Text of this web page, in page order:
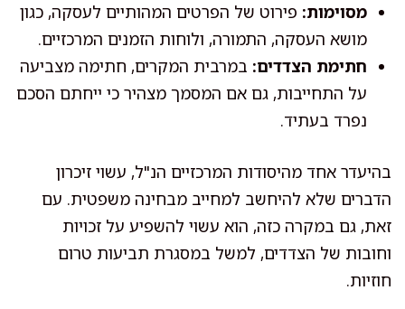
מסוימות: פירוט של הפרטים המהותיים לעסקה, כגון
מושא העסקה, התמורה, ולוחות הזמנים המרכזיים.
חתימת הצדדים: במרבית המקרים, חתימה מצביעה
על התחייבות, גם אם המסמך מצהיר כי ייחתם הסכם
נפרד בעתיד.
בהיעדר אחד מהיסודות המרכזיים הנ"ל, עשוי זיכרון
הדברים שלא להיחשב למחייב מבחינה משפטית. עם
זאת, גם במקרה כזה, הוא עשוי להשפיע על זכויות
וחובות של הצדדים, למשל במסגרת תביעות טרום
חוזיות.